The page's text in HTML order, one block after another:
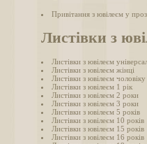
Привітання з ювілеєм у
Листівки з
Листівки з ювілеєм
Листівки з ювілеєм жінці
Листівки з ювілеєм чоловіку
Листівки з ювілеєм 1 рік
Листівки з ювілеєм 2 роки
Листівки з ювілеєм 3 роки
Листівки з ювілеєм 5 років
Листівки з ювілеєм 10 років
Листівки з ювілеєм 15 років
Листівки з ювілеєм 16 років